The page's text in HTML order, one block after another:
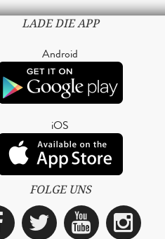
LADE DIE APP
Android
iOS
FOLGE UNS
Facebook
Twitter